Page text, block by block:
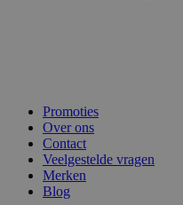
Promoties
Over ons
Contact
Veelgestelde vragen
Merken
Blog